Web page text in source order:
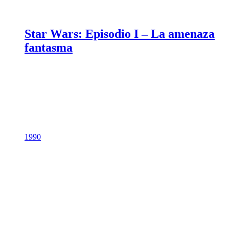
Star Wars: Episodio I – La amenaza
fantasma
1990